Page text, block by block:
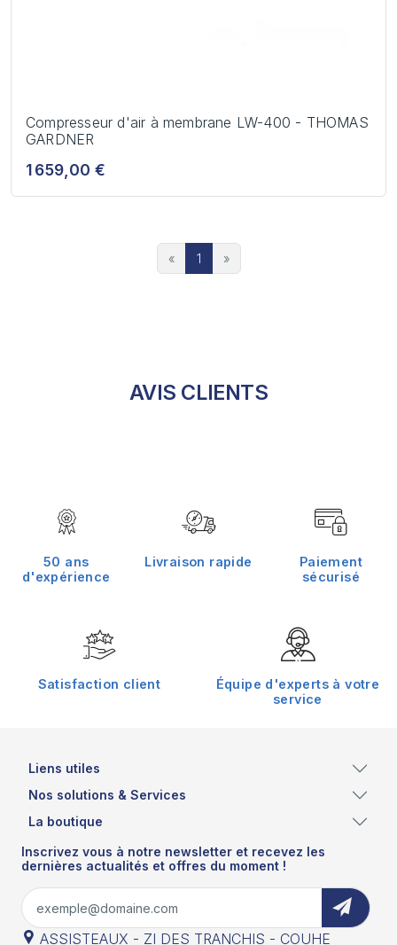
Compresseur d'air à membrane LW-400 - THOMAS
GARDNER
1 659,00 €
« 1 »
AVIS CLIENTS
50 ans
d'expérience
Livraison rapide
Paiement
sécurisé
Satisfaction client
Équipe d'experts à votre
service
Liens utiles
Nos solutions & Services
La boutique
Inscrivez vous à notre newsletter et recevez les
dernières actualités et offres du moment !
ASSISTEAUX - ZI DES TRANCHIS - COUHE